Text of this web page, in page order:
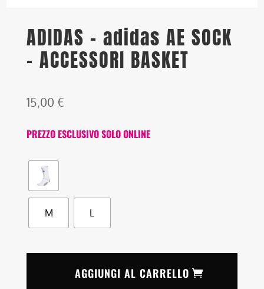
ADIDAS – adidas AE SOCK
– ACCESSORI BASKET
15,00 €
PREZZO ESCLUSIVO SOLO ONLINE
M L
AGGIUNGI AL CARRELLO